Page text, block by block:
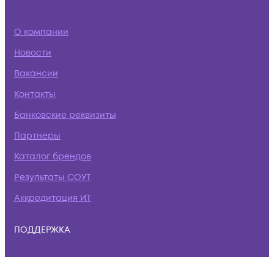
О компании
Новости
Вакансии
Контакты
Банковские реквизиты
Партнеры
Каталог брендов
Результаты СОУТ
Аккредитация ИТ
ПОДДЕРЖКА